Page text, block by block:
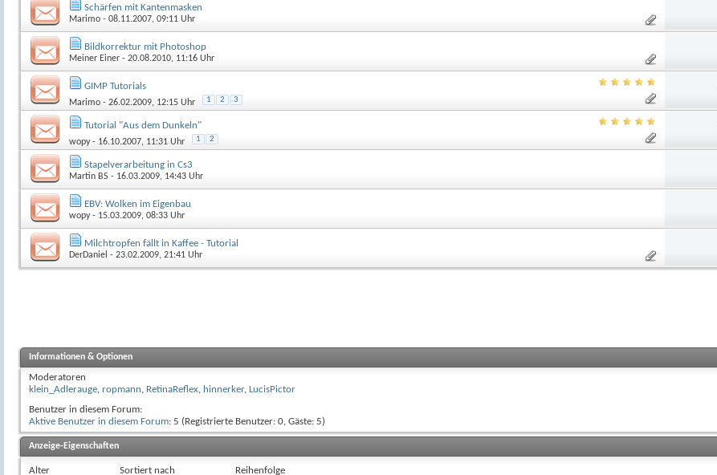
Schärfen mit Kantenmasken
Marimo - 08.11.2007, 09:11 Uhr
Bildkorrektur mit Photoshop
Meiner Einer - 20.08.2010, 11:16 Uhr
GIMP Tutorials
Marimo - 26.02.2009, 12:15 Uhr 1 2 3
Tutorial "Aus dem Dunkeln"
wopy- 16.10.2007, 11:31 Uhr 1 2
Stapelverarbeitung in Cs3
Martin BS - 16.03.2009, 14:43 Uhr
EBV: Wolken im Eigenbau
wopy- 15.03.2009, 08:33 Uhr
Milchtropfen fällt in Kaffee - Tutorial
DerDaniel - 23.02.2009, 21:41 Uhr
Informationen & Optionen
Moderatoren
klein_Adlerauge, ropmann, RetinaReflex, hinnerker, LucisPictor
Benutzer in diesem Forum:
Aktive Benutzer in diesem Forum: 5 (Registrierte Benutzer: 0, Gäste: 5)
Anzeige-Eigenschaften
Alter Sortiert nach Reihenfolge